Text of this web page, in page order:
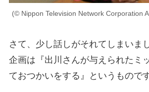
(© Nippon Television Network Corporation
さて、少し話しがそれてしまいま
企画は『出川さんが与えられたミ
ておつかいをする』というものです